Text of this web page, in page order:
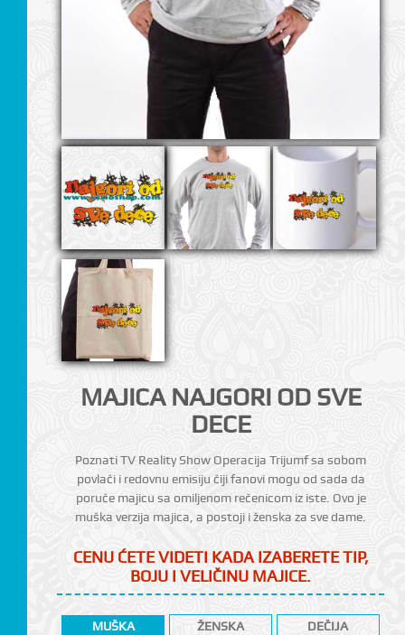
MAJICA NAJGORI OD SVE
DECE
Poznati TV Reality Show Operacija Trijumf sa sobom
povlači i redovnu emisiju čiji fanovi mogu od sada da
poruče majicu sa omiljenom rečenicom iz iste. Ovo je
muška verzija majica, a postoji i ženska za sve dame.
CENU ĆETE VIDETI KADA IZABERETE TIP,
BOJU I VELIČINU MAJICE.
MUŠKA ŽENSKA DEČIJA